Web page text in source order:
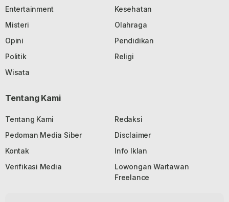
Entertainment
Kesehatan
Misteri
Olahraga
Opini
Pendidikan
Politik
Religi
Wisata
Tentang Kami
Tentang Kami
Redaksi
Pedoman Media Siber
Disclaimer
Kontak
Info Iklan
Verifikasi Media
Lowongan Wartawan
Freelance